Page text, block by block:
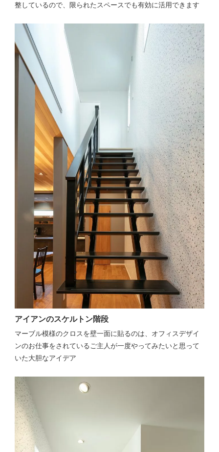
整しているので、限られたスペースでも有効に活用できます
アイアンのスケルトン階段
マーブル模様のクロスを壁一面に貼るのは、オフィスデザイ
ンのお仕事をされているご主人が一度やってみたいと思って
いた大胆なアイデア